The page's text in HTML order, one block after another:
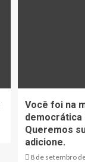
Você foi na
democrática
Queremos
adicione.
8 de setembro